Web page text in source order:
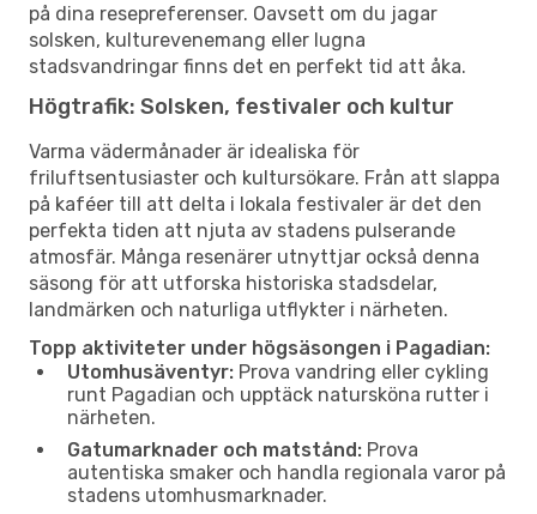
på dina resepreferenser. Oavsett om du jagar
solsken, kulturevenemang eller lugna
stadsvandringar finns det en perfekt tid att åka.
Högtrafik: Solsken, festivaler och kultur
Varma vädermånader är idealiska för
friluftsentusiaster och kultursökare. Från att slappa
på kaféer till att delta i lokala festivaler är det den
perfekta tiden att njuta av stadens pulserande
atmosfär. Många resenärer utnyttjar också denna
säsong för att utforska historiska stadsdelar,
landmärken och naturliga utflykter i närheten.
Topp aktiviteter under högsäsongen i Pagadian:
Utomhusäventyr: Prova vandring eller cykling
runt Pagadian och upptäck natursköna rutter i
närheten.
Gatumarknader och matstånd: Prova
autentiska smaker och handla regionala varor på
stadens utomhusmarknader.